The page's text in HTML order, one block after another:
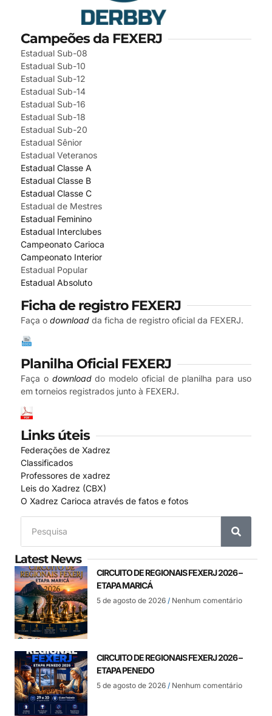
Campeões da FEXERJ
Estadual Sub-08
Estadual Sub-10
Estadual Sub-12
Estadual Sub-14
Estadual Sub-16
Estadual Sub-18
Estadual Sub-20
Estadual Sênior
Estadual Veteranos
Estadual Classe A
Estadual Classe B
Estadual Classe C
Estadual de Mestres
Estadual Feminino
Estadual Interclubes
Campeonato Carioca
Campeonato Interior
Estadual Popular
Estadual Absoluto
Ficha de registro FEXERJ
Faça o download da ficha de registro oficial da FEXERJ.
Planilha Oficial FEXERJ
Faça o downloaddo modelo oficial de planilha para uso
em torneios registrados junto à FEXERJ.
Links úteis
Federações de Xadrez
Classificados
Professores de xadrez
Leis do Xadrez (CBX)
O Xadrez Carioca através de fatos e fotos
Latest News
CIRCUITO DE REGIONAIS FEXERJ 2026 –
ETAPA MARICÁ
5 de agosto de 2026 Nenhum comentário
CIRCUITO DE REGIONAIS FEXERJ 2026 –
ETAPA PENEDO
5 de agosto de 2026 Nenhum comentário